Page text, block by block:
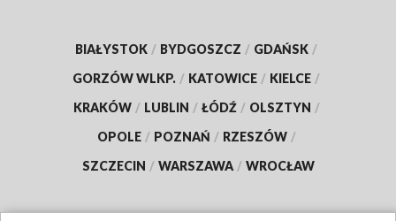
BIAŁYSTOK / BYDGOSZCZ / GDAŃSK /
GORZÓW WLKP. / KATOWICE / KIELCE /
KRAKÓW / LUBLIN / ŁÓDŹ / OLSZTYN /
OPOLE / POZNAŃ / RZESZÓW /
SZCZECIN / WARSZAWA / WROCŁAW